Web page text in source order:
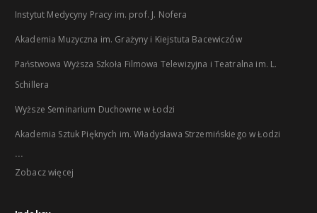
Instytut Medycyny Pracy im. prof. J. Nofera
Akademia Muzyczna im. Grażyny i Kiejstuta Bacewiczów
Państwowa Wyższa Szkoła Filmowa Telewizyjna i Teatralna im. L.
Schillera
Wyższe Seminarium Duchowne w Łodzi
Akademia Sztuk Pięknych im. Władysława Strzemińskiego w Łodzi
...
Zobacz więcej